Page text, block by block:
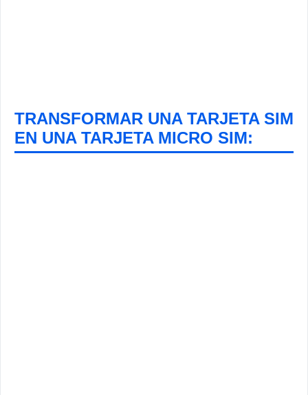
TRANSFORMAR UNA TARJETA SIM
EN UNA TARJETA MICRO SIM: